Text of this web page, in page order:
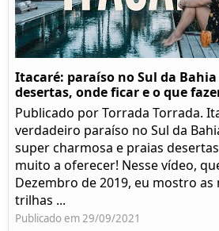
Itacaré: paraíso no Sul da
desertas, onde ficar e o que
Publicado por Torrada Torrada.
verdadeiro paraíso no Sul da
super charmosa e praias
muito a oferecer! Nesse vídeo,
Dezembro de 2019, eu mostro
trilhas ...
Publicado em 29/09/2021